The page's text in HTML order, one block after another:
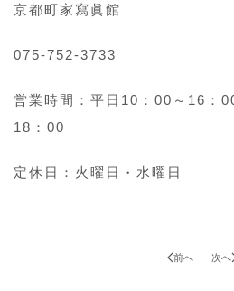
京都町家寫眞館
075-752-3733
営業時間：平日10：00～16：
18：00
定休日：火曜日・水曜日
前へ 次へ